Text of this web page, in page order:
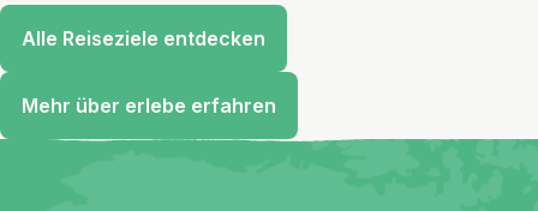
Alle Reiseziele entdecken
Mehr über erlebe erfahren